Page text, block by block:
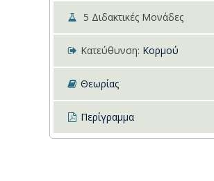
5 Διδακτικές Μονάδες
Κατεύθυνση: Κορμού
Θεωρίας
Περίγραμμα